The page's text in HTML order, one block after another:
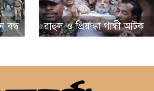
বন্ধ রাহুল ও প্রিয়াঙ্কা গান্ধী আটক